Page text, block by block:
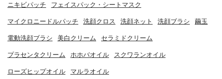
ニキビパッチ フェイスパック・シートマスク
マイクロニードルパッチ 洗顔クロス 洗顔ネット 洗顔ブラシ 繭玉
電動洗顔ブラシ 美白クリーム セラミドクリーム
プラセンタクリーム ホホバオイル スクワランオイル
ローズヒップオイル マルラオイル